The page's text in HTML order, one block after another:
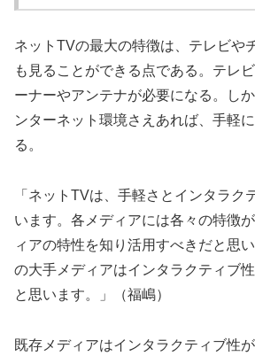
ネットTVの最大の特徴は、テレビや
も見ることができる点である。テレ
ーナーやアンテナが必要になる。し
ンターネット環境さえあれば、手軽
る。
「ネットTVは、手軽さとインタラク
います。各メディアには各々の特徴
ィアの特性を知り活用すべきだと思
の大手メディアはインタラクティブ
と思います。」（福嶋）
既存メディアはインタラクティブ性